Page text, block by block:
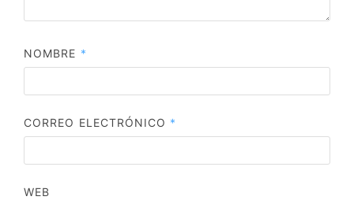
NOMBRE *
CORREO ELECTRÓNICO *
WEB